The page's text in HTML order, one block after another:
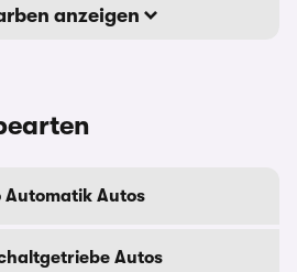
anzeigen
Automatik Autos
Autos